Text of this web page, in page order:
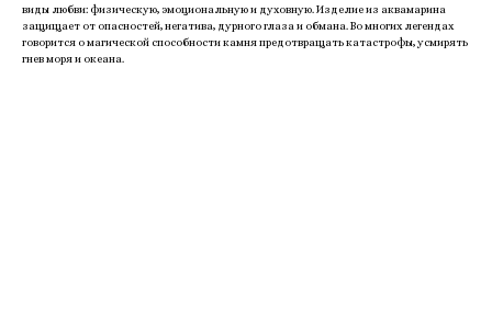
виды любви: физическую, эмоциональную и духовную. Изделие из аквамарина
защищает от опасностей, негатива, дурного глаза и обмана. Во многих легендах
говорится о магической способности камня предотвращать катастрофы, усмирять
гнев моря и океана.